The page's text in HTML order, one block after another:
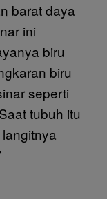
barat daya
ini
biru
biru
seperti
tubuh itu